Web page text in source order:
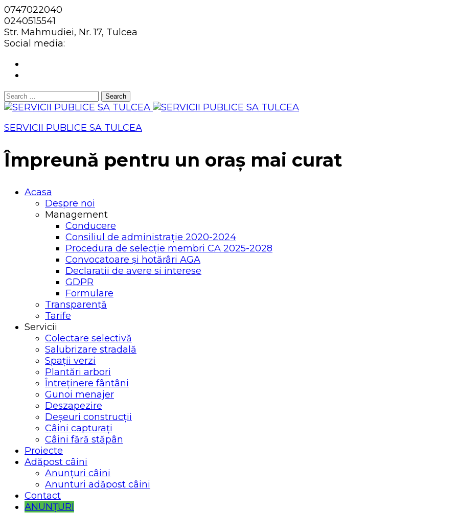
0747022040
0240515541
Str. Mahmudiei, Nr. 17, Tulcea
Social media:
Search
for:
SERVICII PUBLICE SA TULCEA
Împreună pentru un oraș mai curat
Acasa
Despre noi
Management
Conducere
Consiliul de administrație 2020-2024
Procedura de selecție membri CA 2025-2028
Convocatoare și hotărâri AGA
Declaratii de avere si interese
GDPR
Formulare
Transparență
Tarife
Servicii
Colectare selectivă
Salubrizare stradală
Spații verzi
Plantări arbori
Întreținere fântâni
Gunoi menajer
Deszapezire
Deșeuri construcții
Câini capturați
Câini fără stăpân
Proiecte
Adăpost câini
Anunțuri câini
Anunturi adăpost câini
Contact
ANUNȚURI